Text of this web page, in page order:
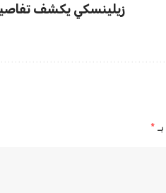
زيلينسكي يكشف
*